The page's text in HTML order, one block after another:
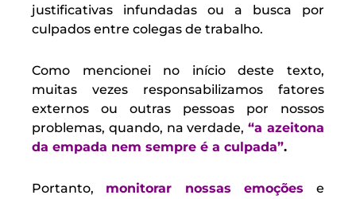
justificativas infundadas ou a busca por
culpados entre colegas de trabalho.
Como mencionei no início deste texto,
muitas vezes responsabilizamos fatores
externos ou outras pessoas por nossos
problemas, quando, na verdade,“aazeitona
da empada nem sempre é a culpada”.
Portanto, monitorar nossas emoções
e